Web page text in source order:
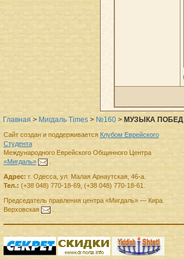
Главная > Мигдаль Times > №160 > МУЗЫКА ПОБЕД
Сайт создан и поддерживается Клубом Еврейского
Студента
Международного Еврейского Общинного Центра
«Мигдаль»
.
Адрес: г. Одесса, ул. Малая Арнаутская, 46-а.
Тел.: (+38 048) 770-18-69, (+38 048) 770-18-61
Председатель правленияцентра «Мигдаль»— Кира
Верховская
.